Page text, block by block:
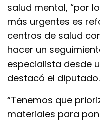
salud mental, “por
más urgentes es
centros de salud
hacer un
especialista desde
destacó el diputado.
“Tenemos que
materiales para